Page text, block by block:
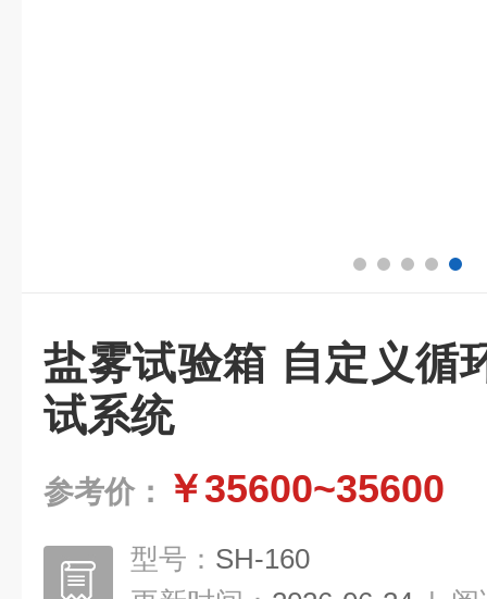
盐雾试验箱 自定义循
试系统
参考价： ￥35600~35600
型号： SH-160